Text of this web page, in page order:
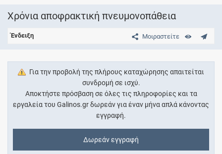
Χρόνια αποφρακτική πνευμονοπάθεια
Μοιραστείτε
Ένδειξη
Για την προβολή της πλήρους καταχώρησης απαιτείται
συνδρομή σε ισχύ.
Αποκτήστε πρόσβαση σε όλες τις πληροφορίες και τα
εργαλεία του Galinos.gr δωρεάν για έναν μήνα απλά κάνοντας
εγγραφή.
Δωρεάν εγγραφή